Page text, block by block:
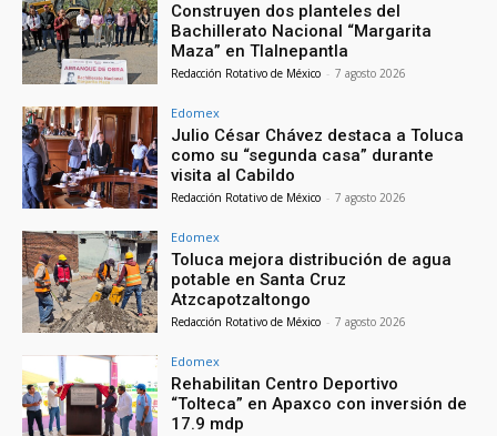
Construyen dos planteles del
Bachillerato Nacional “Margarita
Maza” en Tlalnepantla
Redacción Rotativo de México - 7 agosto 2026
Edomex
Julio César Chávez destaca a Toluca
como su “segunda casa” durante
visita al Cabildo
Redacción Rotativo de México - 7 agosto 2026
Edomex
Toluca mejora distribución de agua
potable en Santa Cruz
Atzcapotzaltongo
Redacción Rotativo de México - 7 agosto 2026
Edomex
Rehabilitan Centro Deportivo
“Tolteca” en Apaxco con inversión de
17.9 mdp